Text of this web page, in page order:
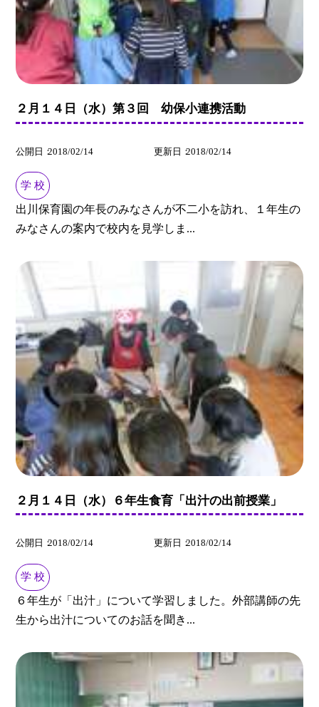
２月１４日（水）第３回 幼保小連携活動
公開日 2018/02/14 更新日 2018/02/14
学 校
出川保育園の年長のみなさんが不二小を訪れ、１年生の
みなさんの案内で校内を見学しま...
２月１４日（水）６年生食育「出汁の出前授業」
公開日 2018/02/14 更新日 2018/02/14
学 校
６年生が「出汁」について学習しました。外部講師の先
生から出汁についてのお話を聞き...